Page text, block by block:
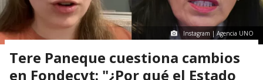
Instagram | Agencia UNO
Tere Paneque cuestiona cambios
en Fondecyt: "¿Por qué el Estado